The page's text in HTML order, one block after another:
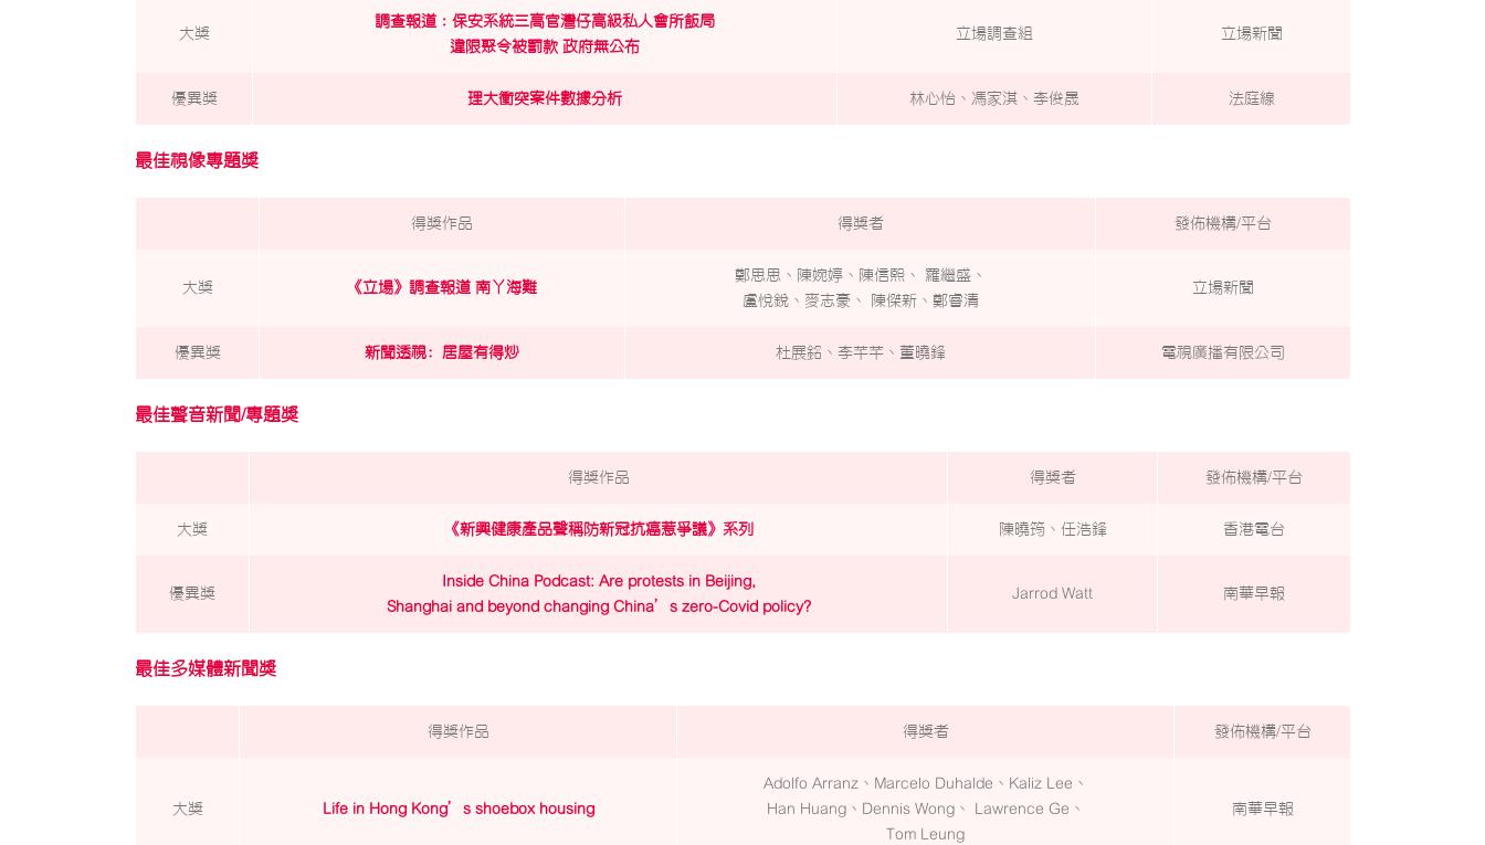
大獎
調查報道：保安系統三高官灣仔高級私人會所飯局
違限聚令被罰款 政府無公布
立場調查組 立場新聞
優異獎 理大衝突案件數據分析 林心怡、馮家淇、李俊晟 法庭線
最佳視像專題獎
得獎作品 得獎者 發佈機構/平台
大獎 《立場》調查報道 南丫海難
鄭思思、陳婉婷、陳信熙、 羅繼盛、
盧悅銳、麥志豪、 陳傑新、鄭睿清
立場新聞
優異獎 新聞透視﹕居屋有得炒 杜展銘、李芊芊、董曉鋒 電視廣播有限公司
最佳聲音新聞/專題獎
得獎作品 得獎者 發佈機構/平台
大獎 《新興健康產品聲稱防新冠抗癌惹爭議》系列 陳曉筠、任浩鋒 香港電台
優異獎
Inside China Podcast: Are protests in Beijing,
Shanghai and beyond changing China’s zero-Covid policy?
Jarrod Watt 南華早報
最佳多媒體新聞獎
得獎作品 得獎者 發佈機構/平台
大獎 Life in Hong Kong’s shoebox housing
Adolfo Arranz、Marcelo Duhalde、Kaliz Lee、
Han Huang、Dennis Wong、 Lawrence Ge、
Tom Leung
南華早報